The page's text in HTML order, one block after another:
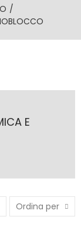
E
Ordina per